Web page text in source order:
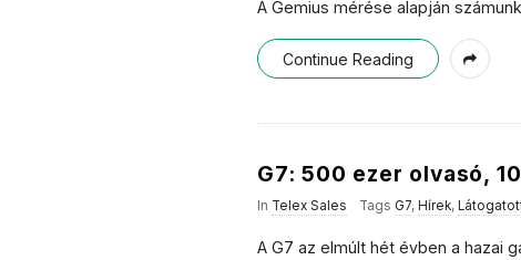
A Gemius mérése alapján
Continue Reading
G7: 500 ezer olvasó,
In Telex Sales Tags G7, Hírek,
A G7 az elmúlt hét évben a hazai